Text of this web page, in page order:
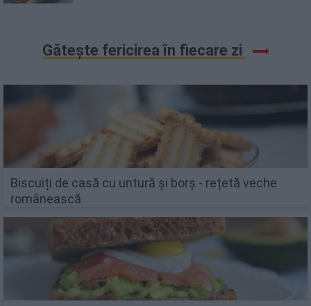
Gătește fericirea în fiecare zi
Biscuiți de casă cu untură și borș - rețetă veche
românească